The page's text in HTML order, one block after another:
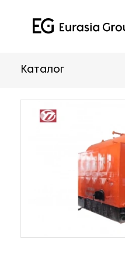
Каталог